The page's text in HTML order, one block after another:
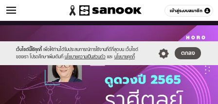
เข้าสู่ระบบสมาชิก
ดูดวง หมวดอื่นๆ
เว็บไซต์นี้ใช้คุกกี้ เพื่อให้ท่านได้รับประสบการณ์การใช้งานที่ดีที่สุดบน เว็บไซต์
ของเรา โปรดศึกษาเพิ่มเติมที่ นโยบายความเป็นส่วนตัว และ นโยบายคุกกี้
ตกลง
new-
sanook.png